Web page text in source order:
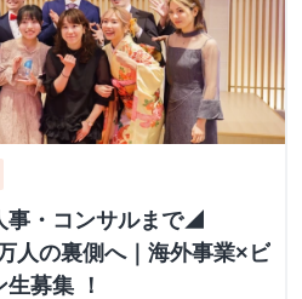
事・コンサルまで◢
人の裏側へ｜海外事業×ビ
募集 ！